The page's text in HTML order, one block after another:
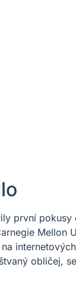
první
Mellon
obličej,